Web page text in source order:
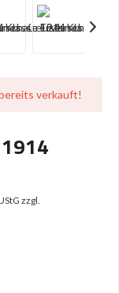
verkauft!
zzgl.